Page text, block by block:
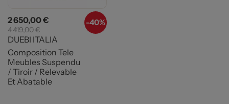
-40%
Prix
2 650,00 € Prix de base
4 419,00 €
DUEBI ITALIA
Composition Tele
Meubles Suspendu
/ Tiroir / Relevable
Et Abatable